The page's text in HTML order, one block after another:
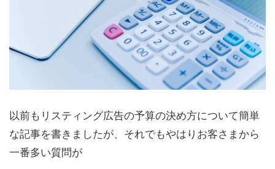
以前もリスティング広告の予算の決め方について簡単
な記事を書きましたが、それでもやはりお客さまから
一番多い質問が